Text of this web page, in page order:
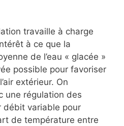
travaille à charge
à ce que la
de l’eau « glacée »
possible pour favoriser
extérieur. On
une régulation des
débit variable pour
de température entre